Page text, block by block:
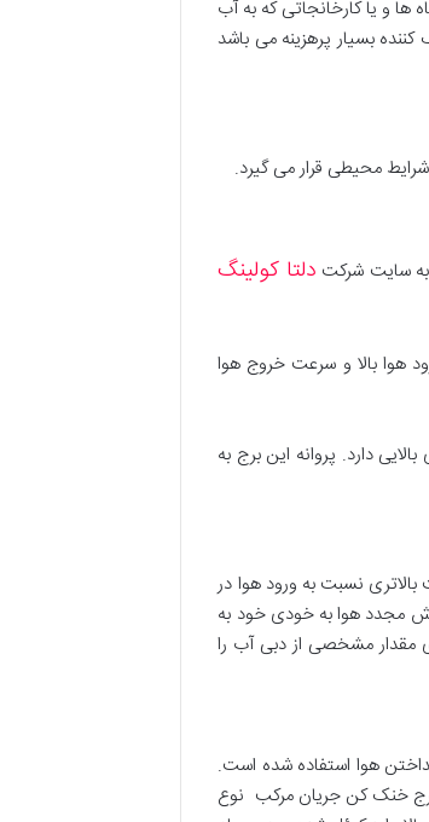
ها و یا کارخانجاتی که به آب
بسیار پرهزینه می باشد
شرایط محیطی قرار می گیرد.
به سایت شرکت دلتا کولینگ
هوا بالا و سرعت خروج هوا
دارد. پروانه این برج به
نسبت به ورود هوا در
مجدد هوا به خودی خود به
مقدار مشخصی از دبی آب را
هوا استفاده شده است.
برج خنک کن جریان مرکب نوع